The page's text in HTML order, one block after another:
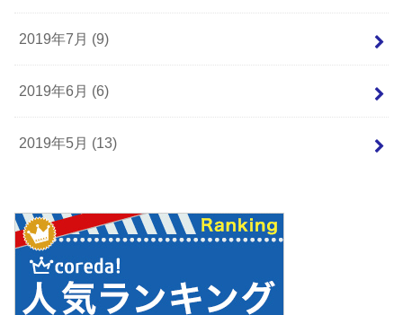
2019年7月 (9)
2019年6月 (6)
2019年5月 (13)